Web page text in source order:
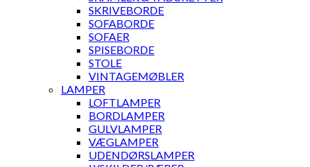
SKRIVEBORDE
SOFABORDE
SOFAER
SPISEBORDE
STOLE
VINTAGEMØBLER
LAMPER
LOFTLAMPER
BORDLAMPER
GULVLAMPER
VÆGLAMPER
UDENDØRSLAMPER